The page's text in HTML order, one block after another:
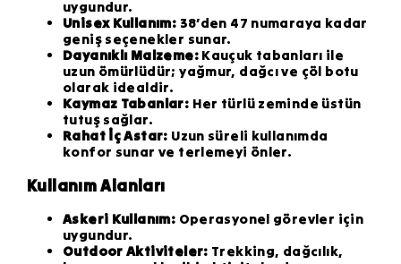
uygundur.
Unisex Kullanım: 38’den 47 numaraya kadar
geniş seçenekler sunar.
Dayanıklı Malzeme:Kauçuk tabanları ile
uzun ömürlüdür; yağmur, dağcı ve çöl botu
olarak idealdir.
Kaymaz Tabanlar: Her türlü zeminde üstün
tutuş sağlar.
Rahat İç Astar: Uzun süreli kullanımda
konfor sunar ve terlemeyi önler.
Kullanım Alanları
Askeri Kullanım: Operasyonel görevler için
uygundur.
Outdoor Aktiviteler: Trekking, dağcılık,